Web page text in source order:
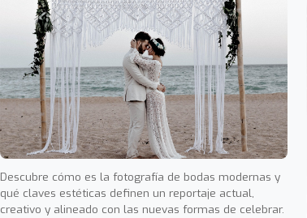
Descubre cómo es la fotografía de bodas modernas y
qué claves estéticas definen un reportaje actual,
creativo y alineado con las nuevas formas de celebrar.